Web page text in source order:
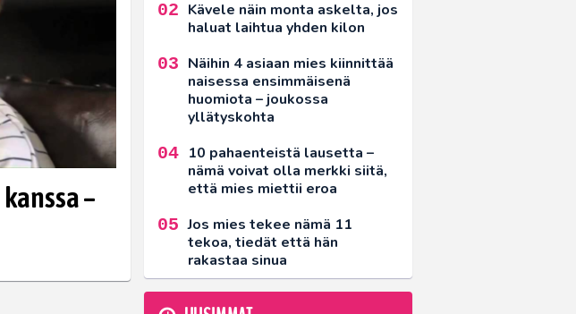
–
Kävele näin monta askelta, jos
haluat laihtua yhden kilon
Näihin 4 asiaan mies kiinnittää
naisessa ensimmäisenä
huomiota – joukossa
yllätyskohta
10 pahaenteistä lausetta –
nämä voivat olla merkki siitä,
että mies miettii eroa
Jos mies tekee nämä 11
tekoa, tiedät että hän
rakastaa sinua